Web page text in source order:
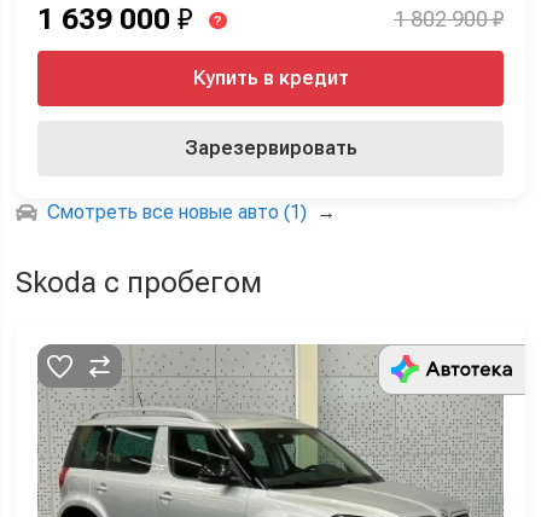
1 639 000 ₽ ? 1 802 900 ₽
Купить в кредит
Зарезервировать
Смотреть все новые авто (1) →
Skoda с пробегом